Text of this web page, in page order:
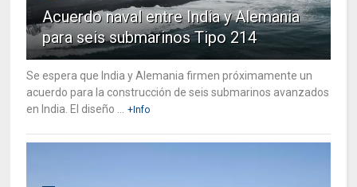
Acuerdo naval entre India y Alemania
para seis submarinos Tipo 214
Se espera que India y Alemania firmen próximamente un
acuerdo para la construcción de seis submarinos avanzados
en India. El diseño ...
+Info